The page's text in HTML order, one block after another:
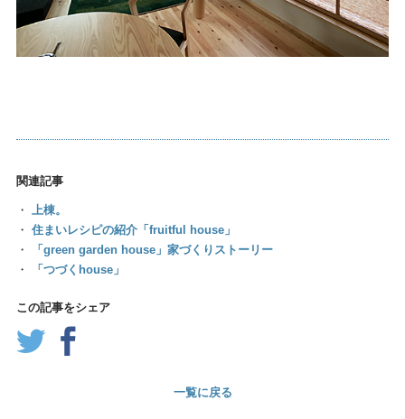
関連記事
・
上棟。
・ 住まいレシピの紹介「fruitful house」
・
「green garden house」家づくりストーリー
・
「つづくhouse」
この記事をシェア
一覧に戻る